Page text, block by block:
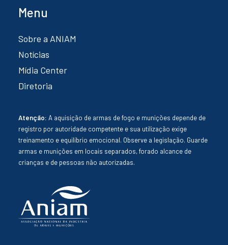
Menu
Sobre a ANIAM
Notícias
Mídia Center
Diretoria
Atenção: A aquisição de armas de fogo e munições depende de
registro por autoridade competente e sua utilização exige
treinamento e equilíbrio emocional. Observe a legislação. Guarde
armas e munições em locais separados, forado alcance de
crianças e de pessoas não autorizadas.